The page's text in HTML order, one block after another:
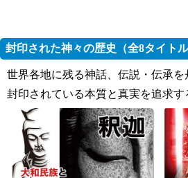
封印された神々の歴史（全8タイトル
世界各地に残る神話、伝説・伝承
封印されている本質と真実を追求す